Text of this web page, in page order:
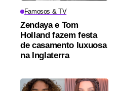
Famosos & TV
Zendaya e Tom
Holland fazem festa
de casamento luxuosa
na Inglaterra